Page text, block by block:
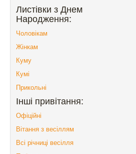
Листівки з Днем
Народження:
Чоловікам
Жінкам
Куму
Кумі
Прикольні
Інші привітання:
Офіційні
Вітання з весіллям
Всі річниці весілля